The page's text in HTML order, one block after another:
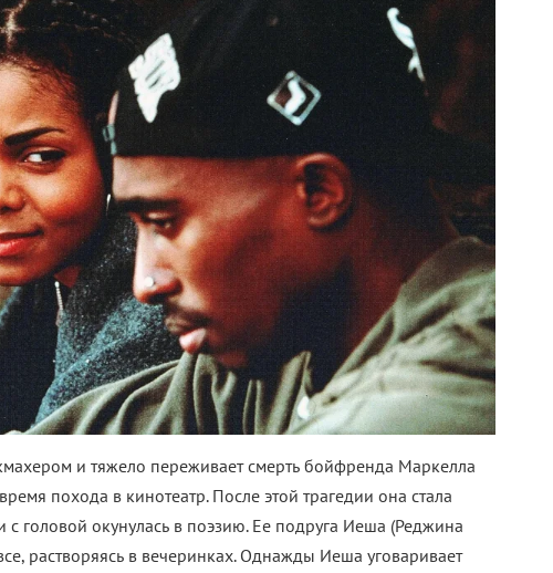
и тяжело переживает смерть бойфренда Маркелла
похода в кинотеатр. После этой трагедии она стала
с головой окунулась в поэзию. Ее подруга Иеша (Реджина
растворяясь в вечеринках. Однажды Иеша уговаривает